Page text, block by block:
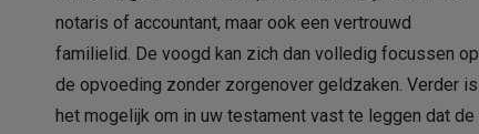
notaris of accountant, maar ook een vertrouwd
familielid. De voogd kan zich dan volledig focussen op
de opvoeding zonder zorgenover geldzaken. Verder is
het mogelijk om in uw testament vast te leggen dat de